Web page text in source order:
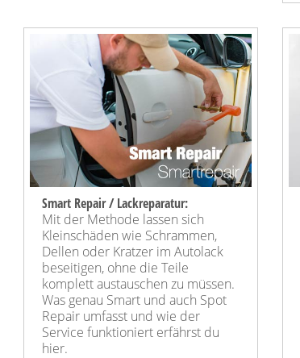
Smart Repair / Lackreparatur:
Mit der Methode lassen sich
Kleinschäden wie Schrammen,
Dellen oder Kratzer im Autolack
beseitigen, ohne die Teile
komplett austauschen zu müssen.
Was genau Smart und auch Spot
Repair umfasst und wie der
Service funktioniert erfährst du
hier.